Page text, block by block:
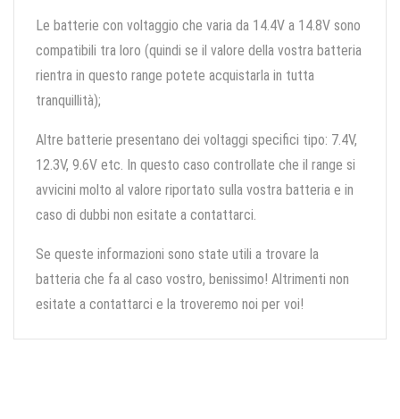
Le batterie con voltaggio che varia da 14.4V a 14.8V sono
compatibili tra loro (quindi se il valore della vostra batteria
rientra in questo range potete acquistarla in tutta
tranquillità);
Altre batterie presentano dei voltaggi specifici tipo: 7.4V,
12.3V, 9.6V etc. In questo caso controllate che il range si
avvicini molto al valore riportato sulla vostra batteria e in
caso di dubbi non esitate a contattarci.
Se queste informazioni sono state utili a trovare la
batteria che fa al caso vostro, benissimo! Altrimenti non
esitate a contattarci e la troveremo noi per voi!